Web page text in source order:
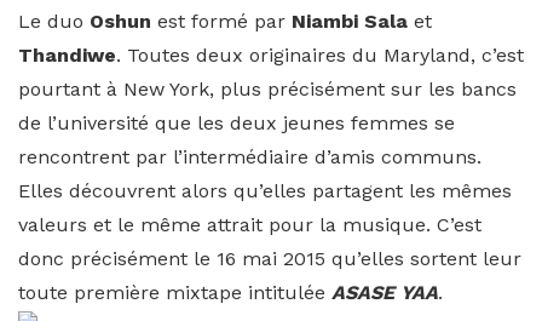
Le duo Oshun est formé par Niambi Sala et
Thandiwe. Toutes deux originaires du Maryland, c’est
pourtant à New York, plus précisément sur les bancs
de l’université que les deux jeunes femmes se
rencontrent par l’intermédiaire d’amis communs.
Elles découvrent alors qu’elles partagent les mêmes
valeurs et le même attrait pour la musique. C’est
donc précisément le 16 mai 2015 qu’elles sortent leur
toute première mixtape intitulée ASASE YAA.